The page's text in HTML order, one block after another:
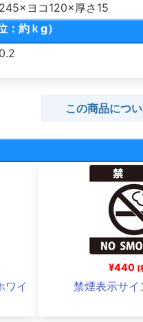
ヨコ120×厚さ15
：約ｋg）
この商品につ
ワイ
¥440 (
禁煙表示サイ